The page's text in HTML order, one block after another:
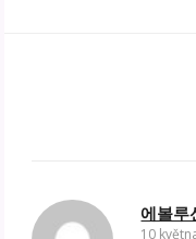
에볼루
10